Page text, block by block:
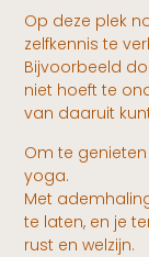
Op deze plek
zelfkennis te
Bijvoorbeeld
niet hoeft te
van daaruit
Om te
yoga.
Met
te laten, en je
rust en welzijn.